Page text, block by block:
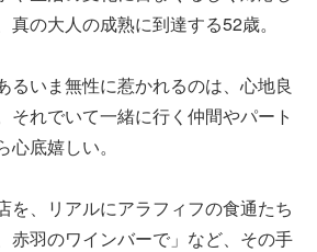
の大人の成熟に到達する52歳。
るいま無性に惹かれるのは、心地良
それでいて一緒に行く仲間やパート
底嬉しい。
を、リアルにアラフィフの食通たち
赤羽のワインバーで」など、その手